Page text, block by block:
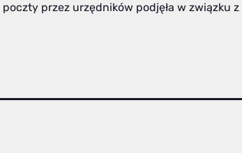
przez urzędników podjęła w związku z